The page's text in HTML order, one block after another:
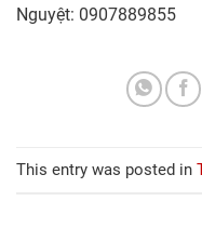
Nguyệt: 0907889855
This entry was posted in